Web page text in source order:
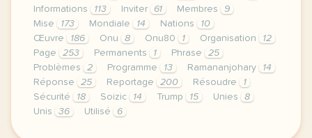
Informations
113 Inviter 61 Membres
9
Mise
173 Mondiale 14 Nations
10
Œuvre
186 Onu 8 Onu80 1 Organisation
12
Page
253 Permanents 1 Phrase
25
Problèmes
2 Programme 13 Ramananjohary
14
Réponse
25 Reportage 200 Résoudre
1
Sécurité
18 Soizic 14 Trump 15 Unies
8
Unis
36 Utilisé 6
le respect de votre vie privee est une priorite